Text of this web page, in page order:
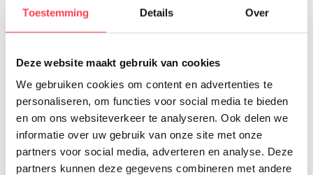
Toestemming Details Over
Deze website maakt gebruik van cookies
We gebruiken cookies om content en advertenties te
personaliseren, om functies voor social media te bieden
en om ons websiteverkeer te analyseren. Ook delen we
informatie over uw gebruik van onze site met onze
partners voor social media, adverteren en analyse. Deze
partners kunnen deze gegevens combineren met andere
Een opleiding, workshop, bedrijfsevent organiseren kost geld.
Locatie, catering, de nodige voorzieningen… Het kostenplaatje
loopt al snel op. Vergelijk dat met de kostprijs van een webinar en je
vraagt je af waarom je nog niet eerder een webinar organiseerde.
Wat zo’n webinar mag kosten?
en we geven je meer info.